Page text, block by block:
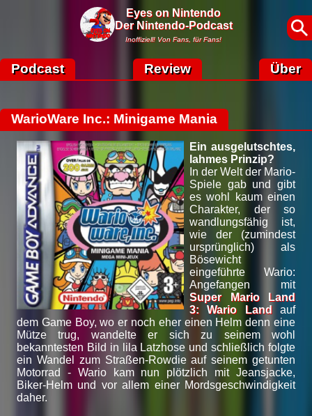
Eyes on Nintendo
Der Nintendo-Podcast
Inoffiziell! Von Fans, für Fans!
Podcast Review Über
WarioWare Inc.: Minigame Mania
Ein ausgelutschtes,
lahmes Prinzip?
In der Welt der Mario-
Spiele gab und gibt
es wohl kaum einen
Charakter, der so
wandlungsfähig ist,
wie der (zumindest
ursprünglich) als
Bösewicht
eingeführte Wario:
Angefangen mit
Super Mario Land
3: Wario Landauf
dem Game Boy, wo er noch eher einen Helm denn eine
Mütze trug, wandelte er sich zu seinem wohl
bekanntesten Bild in lila Latzhose und schließlich folgte
ein Wandel zum Straßen-Rowdie auf seinem getunten
Motorrad - Wario kam nun plötzlich mit Jeansjacke,
Biker-Helm und vor allem einer Mordsgeschwindigkeit
daher.